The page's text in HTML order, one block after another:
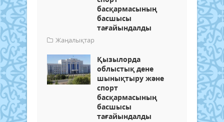
басқармасының
басшысы
тағайындалды
Жаңалықтар
Қызылорда
облыстық дене
шынықтыру және
спорт
басқармасының
басшысы
тағайындалды